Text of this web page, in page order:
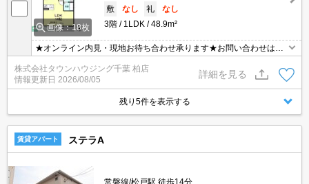
画像：18枚
敷
なし 礼
なし
3階
1LDK 48.9m²
★オンライン内見・現地お待ち合わせ承ります★お問い合わせはタ
ウンハウジングまでお気軽にご連絡下さいLINE等のやり取りも可能
でございます！
株式会社タウンハウジング千葉 柏店
情報更新日 2026/08/05
詳細を見る
残り5件を表示する
賃貸アパート ステラA
常磐線/松戸駅 徒歩14分